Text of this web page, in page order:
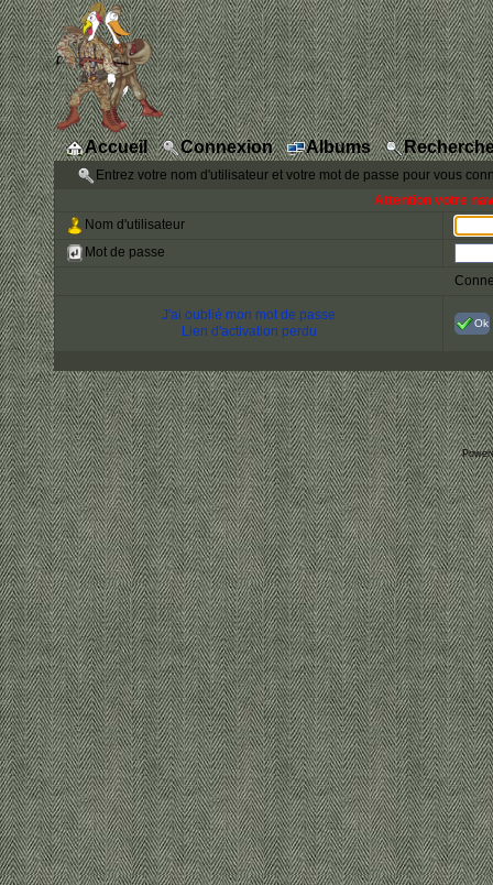
Accueil Connexion Albums
Entrez votre nom d'utilisateur et votre mot de passe pour vous
Attention votre
Nom d'utilisateur
Mot de passe
J'ai oublié mon mot de passe
Lien d'activation perdu
Ok